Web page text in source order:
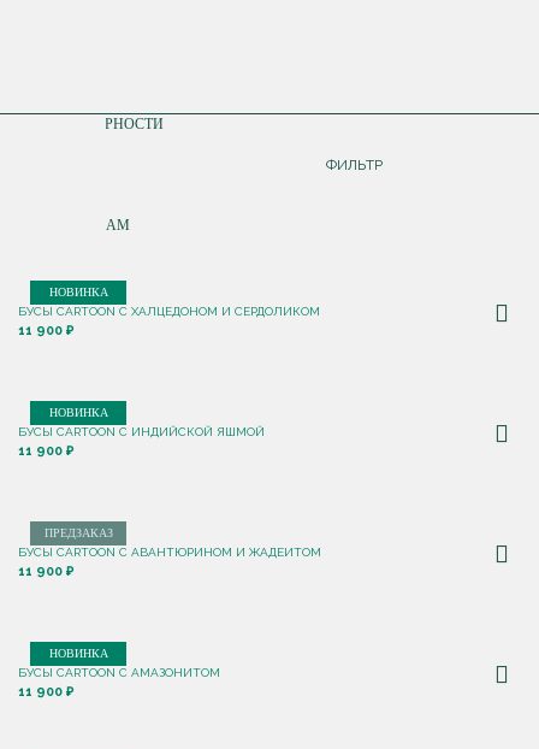
ПО ПОПУЛЯРНОСТИ
ПО НОВИНКАМ
ФИЛЬТР
НОВИНКА
БУСЫ CARTOON С ХАЛЦЕДОНОМ И СЕРДОЛИКОМ
11 900 ₽
НОВИНКА
БУСЫ CARTOON С ИНДИЙСКОЙ ЯШМОЙ
11 900 ₽
ПРЕДЗАКАЗ
БУСЫ CARTOON С АВАНТЮРИНОМ И ЖАДЕИТОМ
11 900 ₽
НОВИНКА
БУСЫ CARTOON С АМАЗОНИТОМ
11 900 ₽